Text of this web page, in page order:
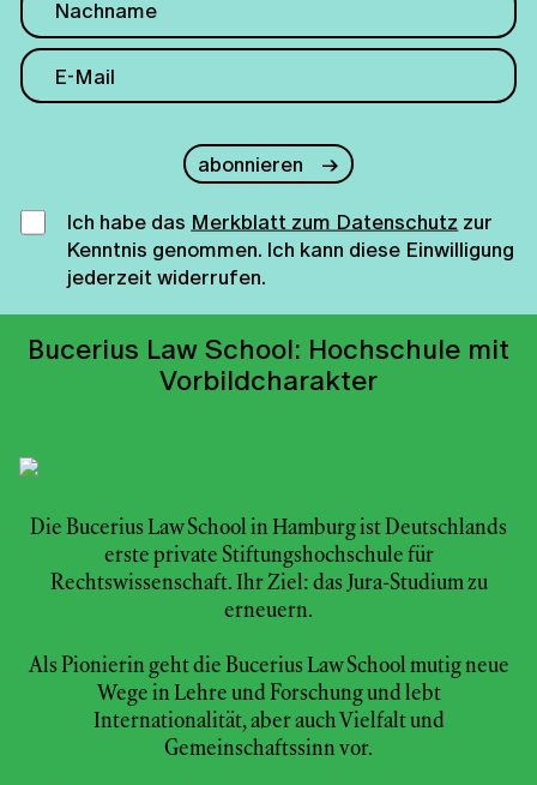
abonnieren
Ich habe das Merkblatt zum Datenschutz zur
Kenntnis genommen. Ich kann diese Einwilligung
jederzeit widerrufen.
Bucerius Law School: Hochschule mit
Vorbildcharakter
Die Bucerius Law School in Hamburg ist Deutschlands
erste private Stiftungshochschule für
Rechtswissenschaft. Ihr Ziel: das Jura-Studium zu
erneuern.
Als Pionierin geht die Bucerius Law School mutig neue
Wege in Lehre und Forschung und lebt
Internationalität, aber auch Vielfalt und
Gemeinschaftssinn vor.